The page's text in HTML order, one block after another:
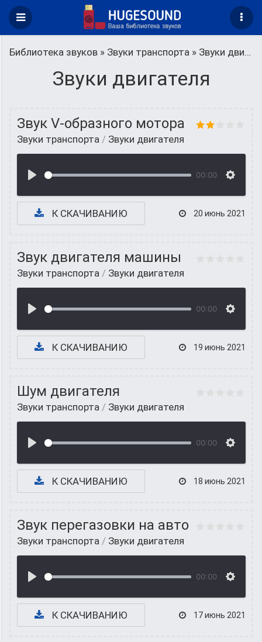
Библиотека звуков » Звуки транспорта » Звуки двигателя
Звуки двигателя
Звук V-образного мотора
Звуки транспорта / Звуки двигателя
00:00
К СКАЧИВАНИЮ 20 июнь 2021
Звук двигателя машины
Звуки транспорта / Звуки двигателя
00:00
К СКАЧИВАНИЮ 19 июнь 2021
Шум двигателя
Звуки транспорта / Звуки двигателя
00:00
К СКАЧИВАНИЮ 18 июнь 2021
Звук перегазовки на авто
Звуки транспорта / Звуки двигателя
00:00
К СКАЧИВАНИЮ 17 июнь 2021